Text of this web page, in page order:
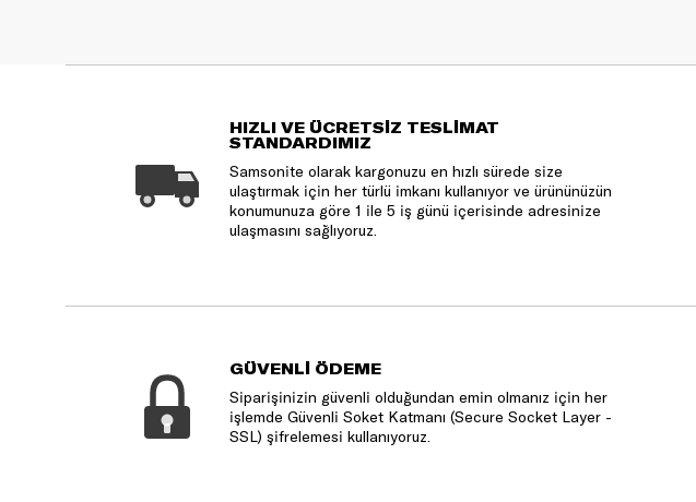
HIZLI VE ÜCRETSİZ TESLİMAT
STANDARDIMIZ
Samsonite olarak kargonuzu en hızlı sürede size
ulaştırmak için her türlü imkanı kullanıyor ve ürününüzün
konumunuza göre 1 ile 5 iş günü içerisinde adresinize
ulaşmasını sağlıyoruz.
GÜVENLİ ÖDEME
Siparişinizin güvenli olduğundan emin olmanız için her
işlemde Güvenli Soket Katmanı (Secure Socket Layer -
SSL) şifrelemesi kullanıyoruz.